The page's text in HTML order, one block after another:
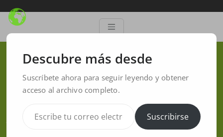
Surgical splint design for
zygomatic implants
Surgical splint design for zygomatic implants
Descubre más desde
Suscríbete ahora para seguir leyendo y obtener
acceso al archivo completo.
Suscribirse